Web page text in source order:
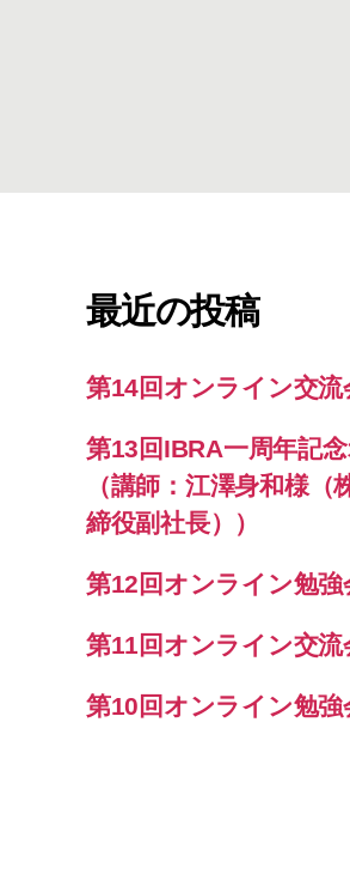
最近の投稿
第14回オンライン交流
第13回IBRA一周年記
（講師：江澤身和様
締役副社長））
第12回オンライン勉強
第11回オンライン交流
第10回オンライン勉強